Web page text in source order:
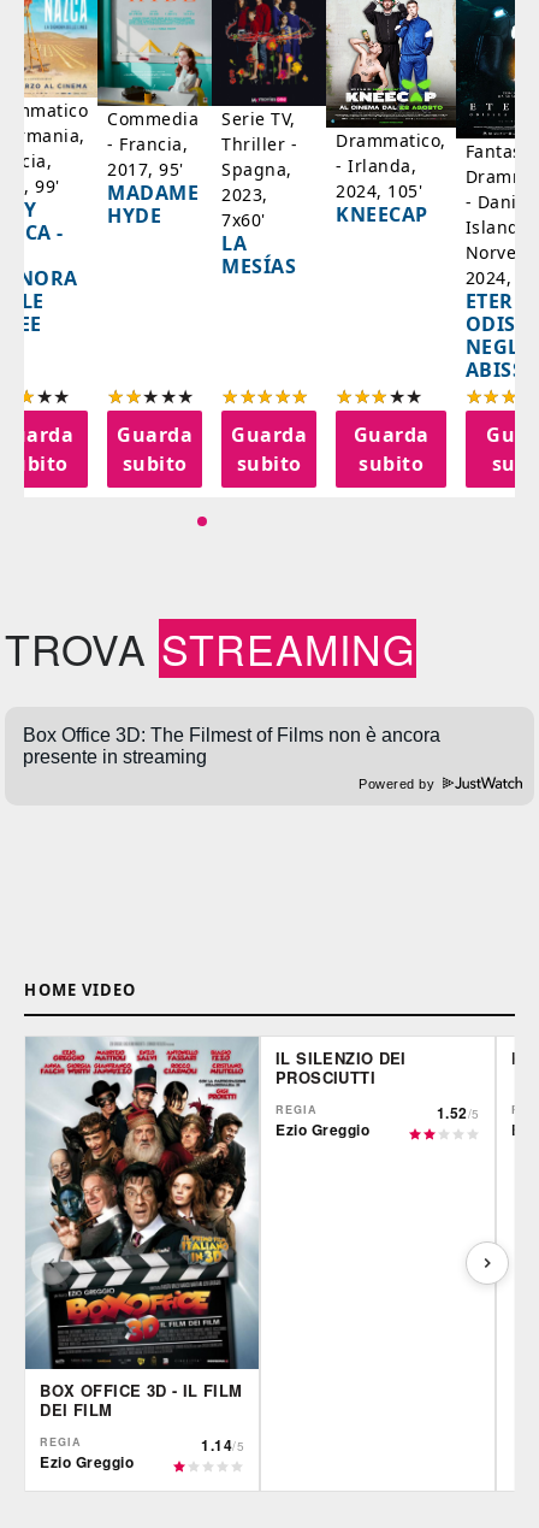
99'
-
subito
Commedia
- Francia,
2017, 95'
MADAME
HYDE
Guarda
subito
Serie TV,
Thriller -
Spagna,
2023,
7x60'
LA
MESÍAS
Guarda
subito
Drammatico,
- Irlanda,
2024, 105'
KNEECAP
Guarda
subito
-
Islanda,
2024,
NEGLI
ABISSI
TROVA STREAMING
Powered by
HOME VIDEO
BOX OFFICE 3D - IL FILM
DEI FILM
REGIA
Ezio Greggio
1.14/5
IL SILENZIO DEI
PROSCIUTTI
REGIA
Ezio Greggio
1.52/5